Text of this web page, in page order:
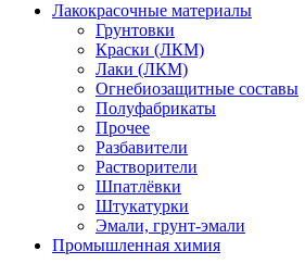
Лакокрасочные материалы
Грунтовки
Краски (ЛКМ)
Лаки (ЛКМ)
Огнебиозащитные составы
Полуфабрикаты
Прочее
Разбавители
Растворители
Шпатлёвки
Штукатурки
Эмали, грунт-эмали
Промышленная химия